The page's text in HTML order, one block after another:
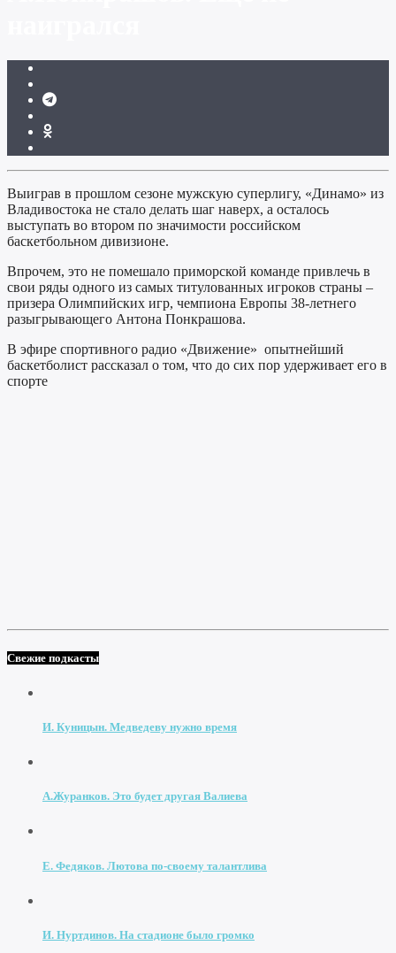
Выиграв в прошлом сезоне мужскую суперлигу, «Динамо» из
Владивостока не стало делать шаг наверх, а осталось
выступать во втором по значимости российском
баскетбольном дивизионе.
Впрочем, это не помешало приморской команде привлечь в
свои ряды одного из самых титулованных игроков страны –
призера Олимпийских игр, чемпиона Европы 38-летнего
разыгрывающего Антона Понкрашова.
В эфире спортивного радио «Движение» опытнейший
баскетболист рассказал о том, что до сих пор удерживает его в
спорте
Свежие подкасты
И. Куницын. Медведеву нужно время
А.Журанков. Это будет другая Валиева
Е. Федяков. Лютова по-своему талантлива
И. Нуртдинов. На стадионе было громко